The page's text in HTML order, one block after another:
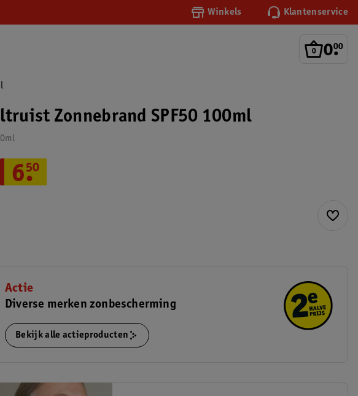
Winkels Klantenservice
0.
00
Zonnebrand SPF50 100ml
6.
50
Actie
Diverse merken zonbescherming
Bekijk alle actieproducten